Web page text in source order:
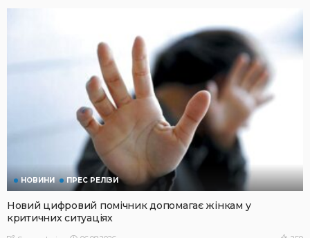
НОВИНИ ПРЕС РЕЛІЗИ
Новий цифровий помічник допомагає жінкам у
критичних ситуаціях